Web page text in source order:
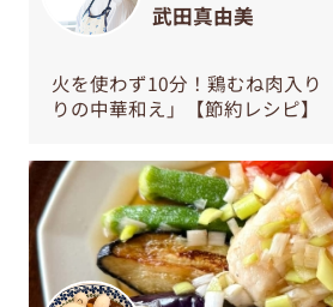
武田真由美
火を使わず10分！鶏むね肉入り
りの中華和え」【節約レシピ】